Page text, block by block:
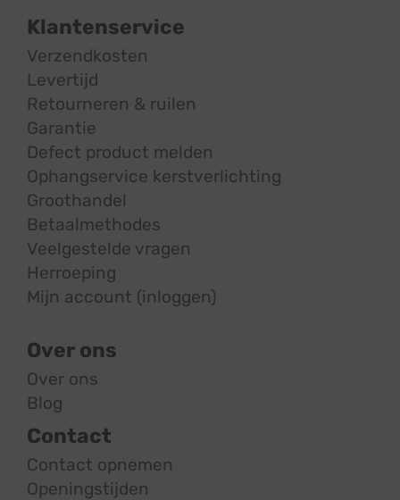
Klantenservice
Verzendkosten
Levertijd
Retourneren & ruilen
Garantie
Defect product melden
Ophangservice kerstverlichting
Groothandel
Betaalmethodes
Veelgestelde vragen
Herroeping
Mijn account (inloggen)
Over ons
Over ons
Blog
Contact
Contact opnemen
Openingstijden